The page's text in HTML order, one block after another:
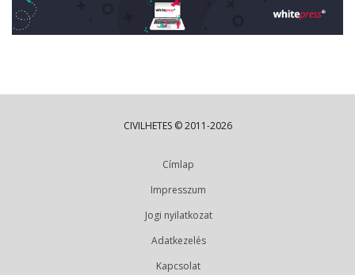
CIVILHETES © 2011-2026
Címlap
Impresszum
Jogi nyilatkozat
Adatkezelés
Kapcsolat